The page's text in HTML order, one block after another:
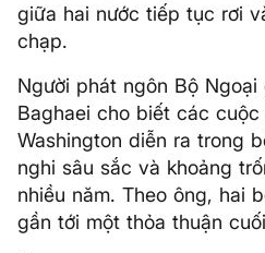
giữa hai nước tiếp tục rơi
chạp.
Người phát ngôn Bộ Ngoại
Baghaei cho biết các
Washington diễn ra trong
nghi sâu sắc và khoảng
nhiều năm. Theo ông, hai
gần tới một thỏa thuận